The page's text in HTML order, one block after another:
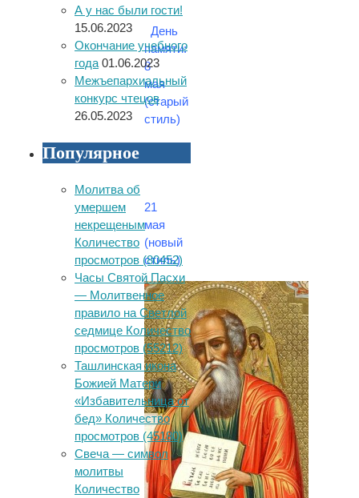
День
памяти:
8
мая
(старый
стиль)
21
мая
(новый
стиль)
А у нас были гости!
15.06.2023
Окончание учебного
года 01.06.2023
Межъепархиальный
конкурс чтецов
26.05.2023
Популярное
Молитва об
умершем
некрещеным
Количество
просмотров (80452)
Часы Святой Пасхи
— Молитвенное
правило на Светлой
седмице Количество
просмотров (55212)
Ташлинская икона
Божией Матери
«Избавительница от
бед» Количество
просмотров (45180)
Свеча — символ
молитвы
Количество